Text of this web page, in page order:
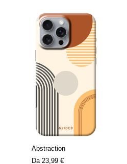
Abstraction
Da 23,99 €